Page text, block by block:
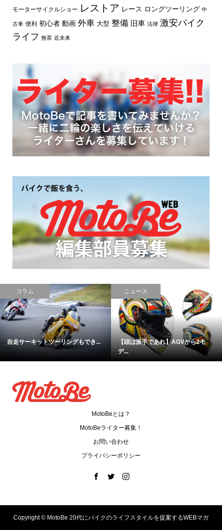
モーターサイクルショー レストア レース ロングツーリング 中
古車 便利 初心者 動画 外車 大型 整備 旧車 法律 激安バイク
ライフ 無茶 近未来
コラム
自走サーキットツーリングもでき...
ニュース
【頭は派手であれ】AGVから2モ
デ...
MotoBeとは？
MotoBeライター募集！
お問い合わせ
プライバシーポリシー
Copyright © MotoBe 20代にバイクのライフスタイルを提案するWEBマガ